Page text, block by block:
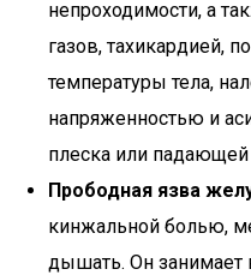
непроходимости, а
газов, тахикардией,
температуры тела,
напряженностью и
плеска или падающей
Прободная язва
кинжальной болью,
дышать. Он